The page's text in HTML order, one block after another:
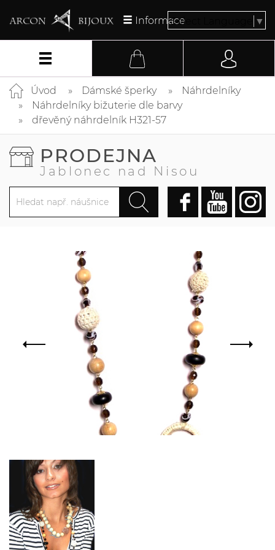
InformaceSelect Language ▼
Úvod Dámské šperky
Náhrdelníky
Náhrdelníky bižuterie dle barvy
dřevěný náhrdelník H321-57
PRODEJNA
Jablonec nad Nisou